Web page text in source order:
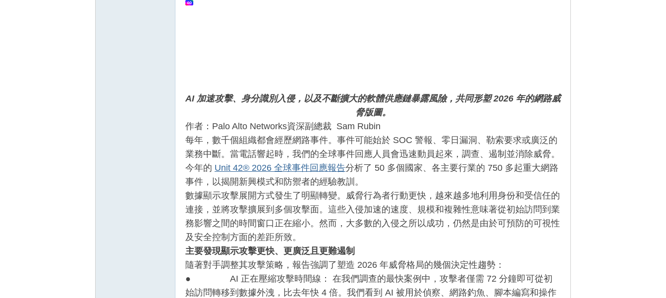
AI 加速攻擊、身分識別入侵，以及不斷擴大的軟體供應鏈暴露風險，共同形塑2026 年的網路威
脅版圖。
作者：Palo Alto Networks資深副總裁 Sam Rubin
每年，數千個組織都會經歷網路事件。事件可能始於 SOC 警報、零日漏洞、勒索要求或廣泛的
業務中斷。當電話響起時，我們的全球事件回應人員會迅速動員起來，調查、遏制並消除威脅。
今年的 Unit 42® 2026 全球事件回應報告分析了 50 多個國家、各主要行業的 750 多起重大網路
事件，以揭開新興模式和防禦者的經驗教訓。
數據顯示攻擊展開方式發生了明顯轉變。威脅行為者行動更快，越來越多地利用身份和受信任的
連接，並將攻擊擴展到多個攻擊面。這些入侵加速的速度、規模和複雜性意味著從初始訪問到業
務影響之間的時間窗口正在縮小。然而，大多數的入侵之所以成功，仍然是由於可預防的可視性
及安全控制方面的差距所致。
主要發現顯示攻擊更快、更廣泛且更難遏制
隨著對手調整其攻擊策略，報告強調了塑造 2026 年威脅格局的幾個決定性趨勢：
● AI 正在壓縮攻擊時間線： 在我們調查的最快案例中，攻擊者僅需 72 分鐘即可從初
始訪問轉移到數據外洩，比去年快 4 倍。我們看到 AI 被用於偵察、網路釣魚、腳本編寫和操作